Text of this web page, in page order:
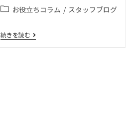
お役立ちコラム / スタッフブログ
続きを読む